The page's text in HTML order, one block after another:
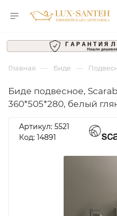
Главная — Биде —
Биде подвесное,
360*505*280, белый
Артикул: 5521
Код: 14891